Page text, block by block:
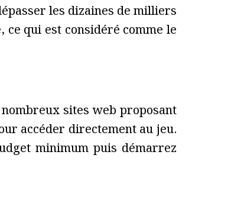
les dizaines de milliers
qui est considéré comme le
sites web proposant
accéder directement au jeu.
minimum puis démarrez